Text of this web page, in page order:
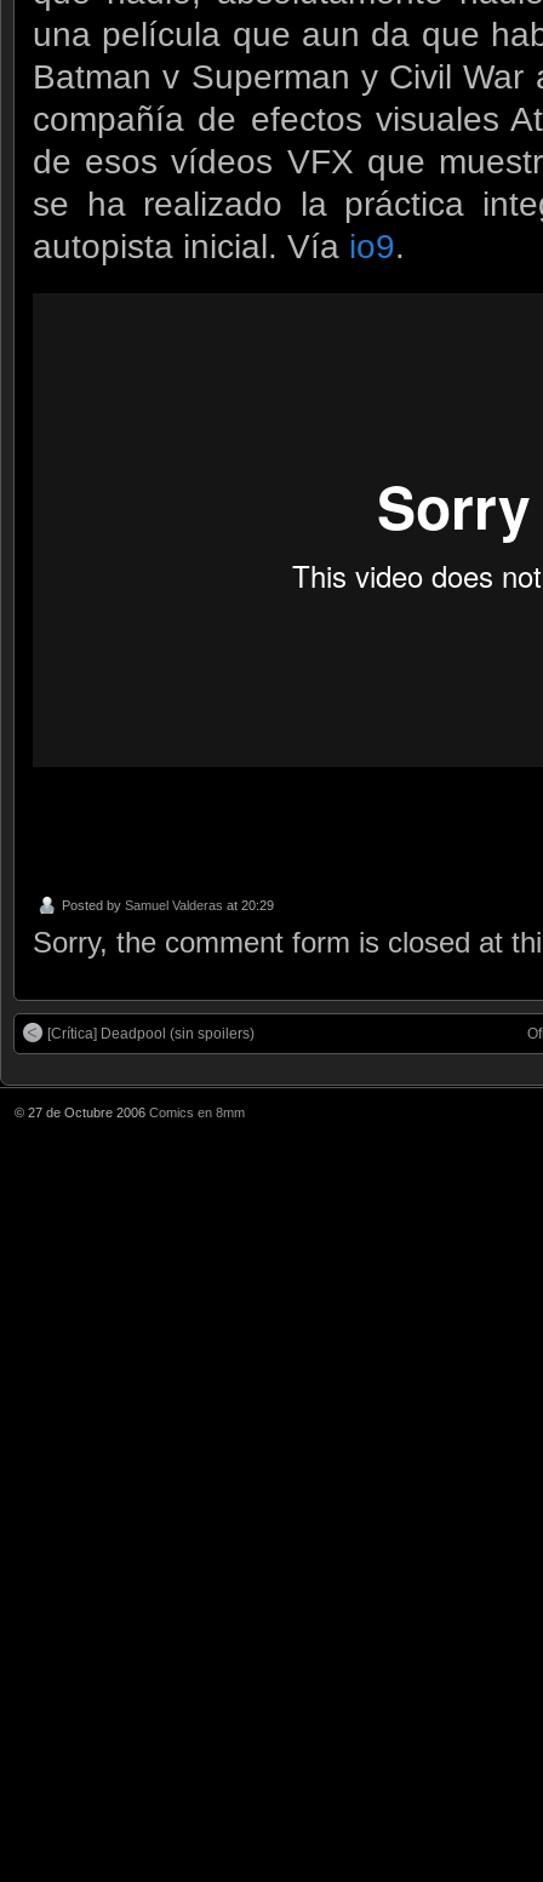
una película que aun da que
Batman v Superman y Civil
compañía de efectos visuales
de esos vídeos VFX que
se ha realizado la práctica
autopista inicial. Vía io9.
Posted by Samuel Valderas at 20:29
Sorry, the comment form is closed at
[Crítica] Deadpool (sin spoilers)
© 27 de Octubre 2006 Comics en 8mm